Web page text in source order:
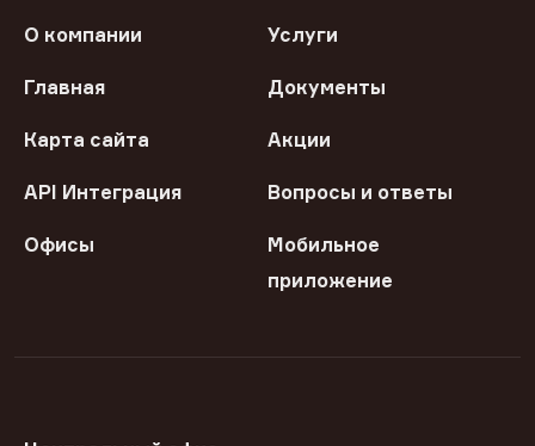
О компании Услуги
Главная Документы
Карта сайта Акции
API Интеграция Вопросы и ответы
Офисы
Мобильное
приложение